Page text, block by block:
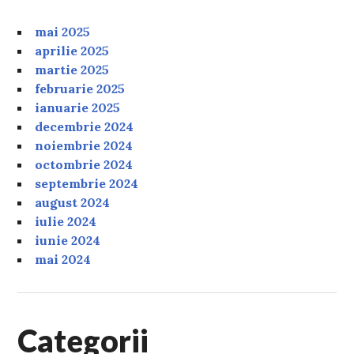
mai 2025
aprilie 2025
martie 2025
februarie 2025
ianuarie 2025
decembrie 2024
noiembrie 2024
octombrie 2024
septembrie 2024
august 2024
iulie 2024
iunie 2024
mai 2024
Categorii